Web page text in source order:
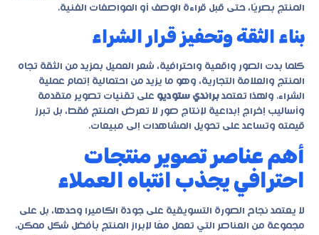
المنتج بصريًا، حتى قبل قراءة الوصف أو المواصفات الفنية.
بناء الثقة وتحفيز قرار الشراء
كلما بدت الصور واقعية واحترافية، شعر العميل بمزيد من الثقة تجاه
المنتج والعلامة التجارية، وهو ما يزيد من احتمالية إتمام عملية
الشراء. ولهذا تعتمد براندي ستوديو على تقنيات تصوير متقدمة
وأساليب إخراج إبداعية لإنتاج صور لا تعرض المنتج فقط، بل تبرز
قيمته وتساعد على تحويل المشاهدات إلى مبيعات.
أهم عناصر تصوير منتجات
احترافي يجذب انتباه العملاء
لا يعتمد نجاح الصورة التسويقية على جودة الكاميرا وحدها، بل على
مجموعة من العناصر التي تعمل معًا لإبراز المنتج بأفضل شكل ممكن.